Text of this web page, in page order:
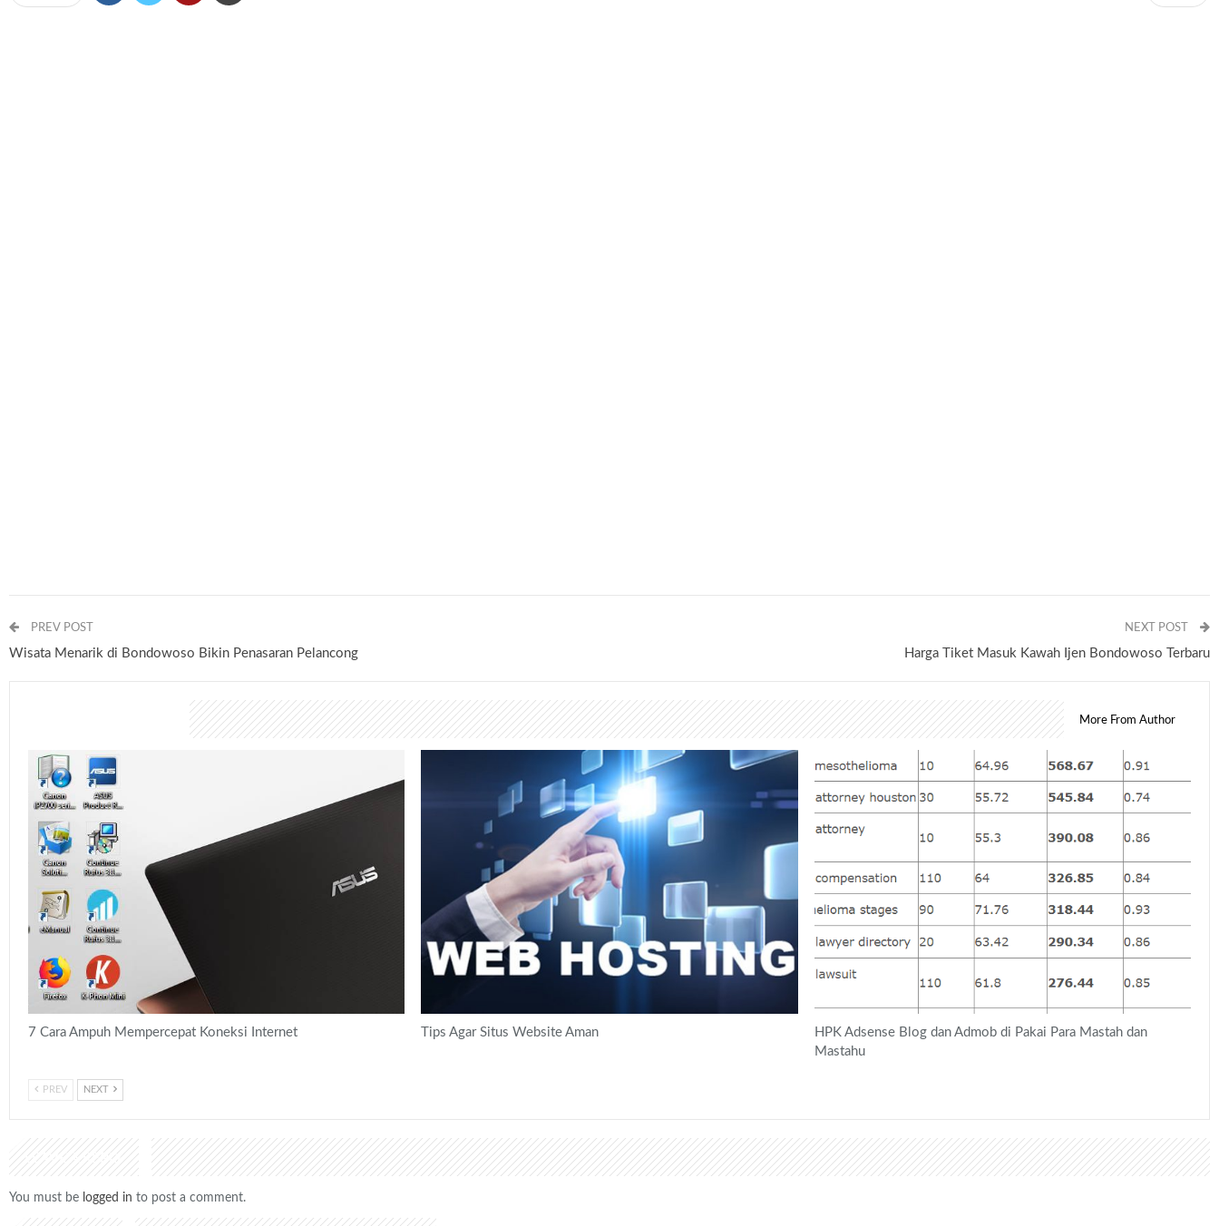
PREV POST
Wisata Menarik di Bondowoso Bikin Penasaran Pelancong
NEXT POST
Harga Tiket Masuk Kawah Ijen Bondowoso Terbaru
More From Author
7 Cara Ampuh Mempercepat Koneksi Internet Tips Agar Situs Website Aman
HPK Adsense Blog dan Admob di Pakai Para Mastah dan
Mastahu
PREV NEXT
LEAVE A REPLY
You must be logged in to post a comment.